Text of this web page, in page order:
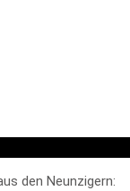
den Neunzigern: